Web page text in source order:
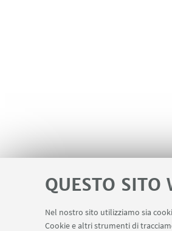
QUESTO SITO
Nel nostro sito utilizziamo sia
Cookie e altri strumenti di
LINK UTILI Contatti Area